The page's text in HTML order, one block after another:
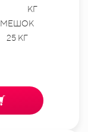
КГ
МЕШОК
25 КГ